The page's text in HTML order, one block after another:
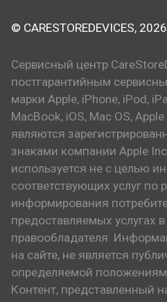
© CARESTOREDEVICES, 2026
Сервисный центр
постгарантийным
марки Apple, iPhone, iPod,
MacBook, iOS, Mac OS,
являются
знаками компании Apple
используется не с целью
соответствующих услуг по
информирования
предоставляемых услугах
правообладателя.
на сайте, не является
определяемой
Контент, представленный